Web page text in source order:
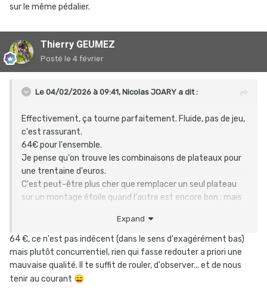
sur le même pédalier.
Thierry GEUMEZ
Posté le 4 février
Le 04/02/2026 à 09:41, Nicolas JOARY a dit :
Effectivement, ça tourne parfaitement. Fluide, pas de jeu,
c'est rassurant.
64€ pour l'ensemble.
Je pense qu'on trouve les combinaisons de plateaux pour
une trentaine d'euros.
C'est peut-être plus cher que remplacer un seul plateau
sur un montage étoile quand l'autre est encore bon ; mais
pouvoir monter, pour autant que le dérailleur s'en
accommode, aussi bien un double traditionnel qu'un
compact ou un sub-compact sur le même pédalier.
Expand
64 €, ce n'est pas indécent (dans le sens d'exagérément bas)
mais plutôt concurrentiel, rien qui fasse redouter a priori une
mauvaise qualité. Il te suffit de rouler, d'observer... et de nous
tenir au courant 😄